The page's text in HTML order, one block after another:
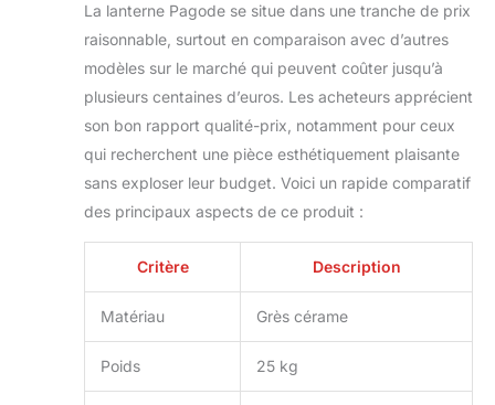
La lanterne Pagode se situe dans une tranche de prix
raisonnable, surtout en comparaison avec d’autres
modèles sur le marché qui peuvent coûter jusqu’à
plusieurs centaines d’euros. Les acheteurs apprécient
son bon rapport qualité-prix, notamment pour ceux
qui recherchent une pièce esthétiquement plaisante
sans exploser leur budget. Voici un rapide comparatif
des principaux aspects de ce produit :
Critère Description
Matériau Grès cérame
Poids 25 kg